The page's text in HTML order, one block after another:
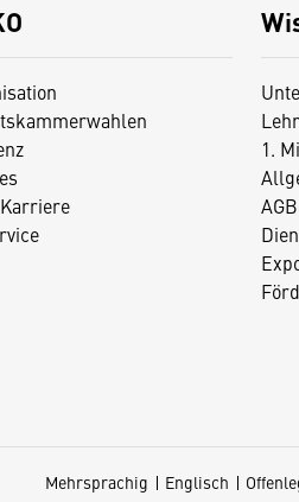
1.
AGB
Mehrsprachig Englisch